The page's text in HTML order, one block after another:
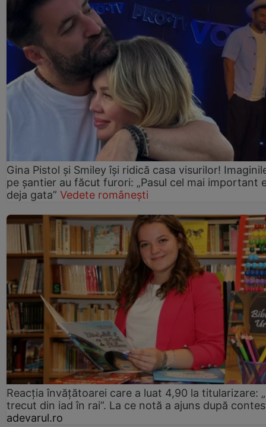
Gina Pistol și Smiley își ridică casa visurilor!
pe șantier au făcut furori: „Pasul cel mai important
deja gata” Vedete românești
Reacția învățătoarei care a luat 4,90 la titularizare:
trecut din iad în rai”. La ce notă a ajuns după
adevarul.ro